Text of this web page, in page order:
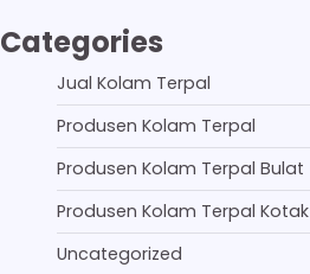
Categories
Jual Kolam Terpal
Produsen Kolam Terpal
Produsen Kolam Terpal Bulat
Produsen Kolam Terpal Kotak
Uncategorized